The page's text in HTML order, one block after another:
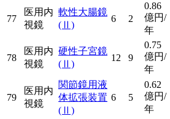
77
医用内
視鏡
軟性大腸鏡
(Ⅱ)
6 2
0.86
億円/
年
78
医用内
視鏡
硬性子宮鏡
(Ⅱ)
12 9
0.75
億円/
年
79
医用内
視鏡
関節鏡用液
体拡張装置
(Ⅱ)
6 5
0.62
億円/
年